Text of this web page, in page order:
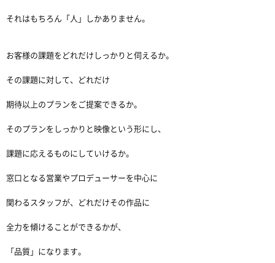
それはもちろん「人」しかありません。
お客様の課題をどれだけしっかりと伺えるか。
その課題に対して、どれだけ
期待以上のプランをご提案できるか。
そのプランをしっかりと映像という形にし、
課題に応えるものにしていけるか。
窓口となる営業やプロデューサーを中心に
関わるスタッフが、どれだけその作品に
全力を傾けることができるかが、
「品質」になります。